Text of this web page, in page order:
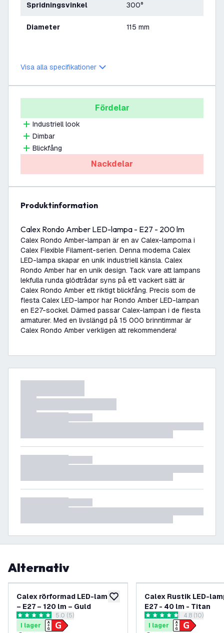
Spridningsvinkel 300°
Diameter 115 mm
Visa alla specifikationer
Fördelar
Industriell look
Dimbar
Blickfång
Nackdelar
produktinformation
Calex Rondo Amber LED-lampa - E27 - 200 lm
Calex Rondo Amber-lampan är en av Calex-lamporna i
Calex Flexible Filament-serien. Denna moderna Calex
LED-lampa skapar en unik industriell känsla. Calex
Rondo Amber har en unik design. Tack vare att lampans
lekfulla runda glödtrådar syns på ett vackert sätt är
Calex Rondo Amber ett riktigt blickfång. Precis som de
flesta Calex LED-lampor har Rondo Amber LED-lampan
en E27-sockel. Därmed passar Calex-lampan i de flesta
armaturer. Med en livslängd på 15 000 brinntimmar är
Calex Rondo Amber verkligen att rekommendera!
Alternativ
lägg till i önskelistan
Calex rörformad LED-lampa
– E27 – 120 lm – Guld
öppna recensionspanel
5 stjärnbetyg5.0 (5)
I lager
Calex Rustik LED-
E27 - 40 lm - Titan
öppna
4.8 stjärnbetyg4.8 (10)
I lager